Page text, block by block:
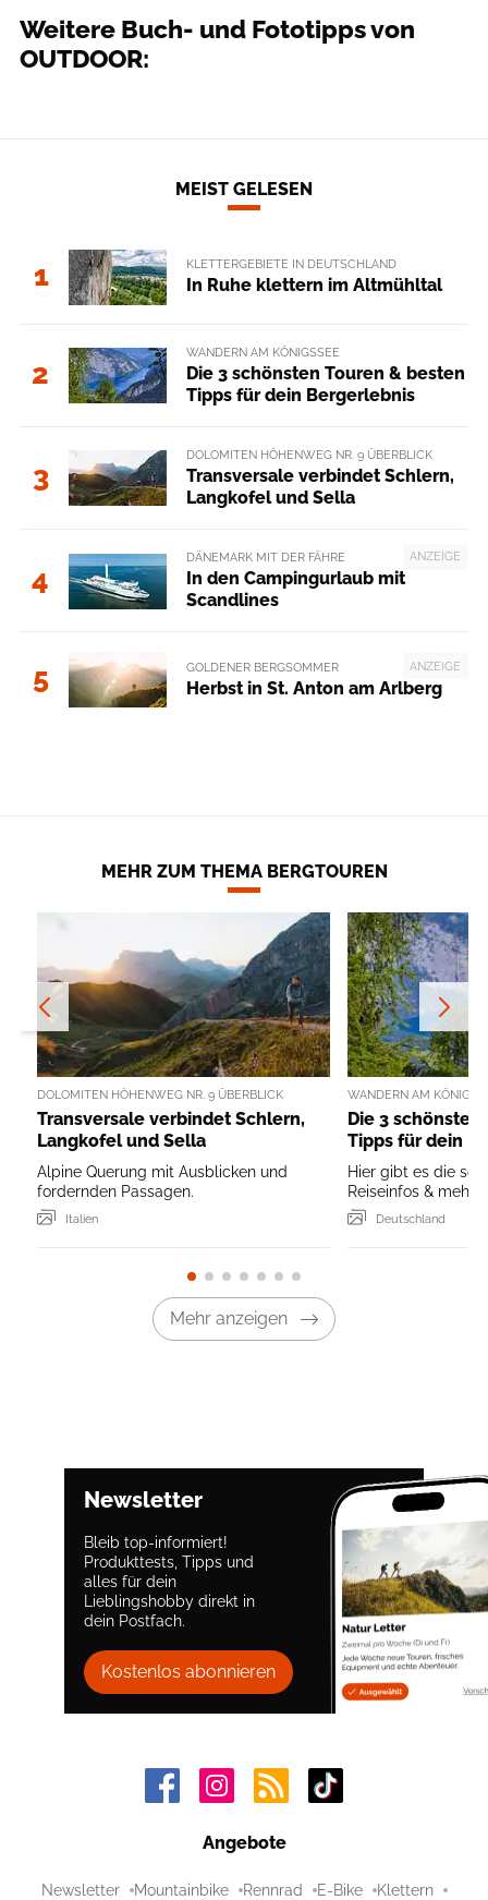
Weitere Buch- und Fototipps von
OUTDOOR:
MEIST GELESEN
1 KLETTERGEBIETE IN DEUTSCHLAND
In Ruhe klettern im Altmühltal
2
WANDERN AM KÖNIGSSEE
Die 3 schönsten Touren & besten
Tipps für dein Bergerlebnis
3
DOLOMITEN HÖHENWEG NR. 9 ÜBERBLICK
Transversale verbindet Schlern,
Langkofel und Sella
4
ANZEIGE
DÄNEMARK MIT DER FÄHRE
In den Campingurlaub mit
Scandlines
5 ANZEIGE
GOLDENER BERGSOMMER
Herbst in St. Anton am Arlberg
MEHR ZUM THEMA BERGTOUREN
DOLOMITEN HÖHENWEG NR. 9 ÜBERBLICK
Transversale verbindet Schlern,
Langkofel und Sella
Alpine Querung mit Ausblicken und
fordernden Passagen.
Italien
WANDERN AM
Die 3
Tipps für dein
Hier gibt es die
Reiseinfos & mehr
Deutschland
Mehr anzeigen
Newsletter
Bleib top-informiert!
Produkttests, Tipps und
alles für dein
Lieblingshobby direkt in
dein Postfach.
Kostenlos abonnieren
Angebote
Newsletter Mountainbike Rennrad E-Bike Klettern